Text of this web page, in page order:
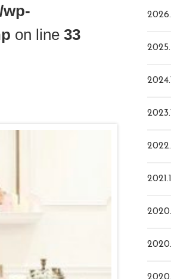
on line 33